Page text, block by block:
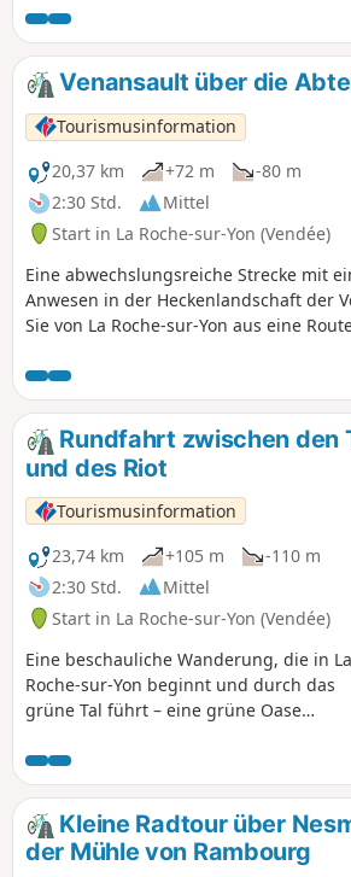
Rundweg durch die Heckenlandschaft,
inmitten von Wiesen und Hecken, weist
keine besonderen Schwierigkeiten auf.
Sie jedoch an Kreisverkehren und stark
befahrenen Hauptstraßen vorsichtig.
Venansault über die
Tourismusinformation
20,37 km
+72 m
-80 m
2:30 Std.
Mittel
Start in La Roche-sur-Yon (Vendée)
Eine abwechslungsreiche Strecke mit
Anwesen in der Heckenlandschaft der
Sie von La Roche-sur-Yon aus eine
Wegen im Schatten von Hecken. Aber
seinen Seen und kleinen geheimen
lauten und befahrenen Straßen. Auf
Rundstrecke können Sie herumfahren,
auf den Hauptstraßen gestört zu werden.
Rundfahrt zwischen den
und des Riot
Tourismusinformation
23,74 km
+105 m
-110 m
2:30 Std.
Mittel
Start in La Roche-sur-Yon (Vendée)
Eine beschauliche Wanderung, die in La
Roche-sur-Yon beginnt und durch das
grüne Tal führt – eine grüne Oase
Strecke durch die Bocage-Landschaft bis
zum Bois de Girondin. Weiter geht es
durch das sehr abgeschiedene Riot-Tal,
einen bevorzugten Lebensraum des
Europäischen Otters, und anschließend
Kleine Radtour über
der Mühle von Rambourg